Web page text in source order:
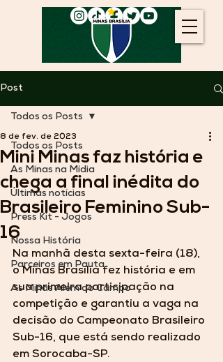
Post
Todos os Posts
As Minas na Mídia
Últimas notícias
Press Kit - Jogos
Nossa História
Parceiros em Pauta
As Minas Além do Campo
Todos os Posts
Mini Minas faz história e
chega a final inédita do
Brasileiro Feminino Sub-
16
8 de fev. de 2023
Na manhã desta sexta-feira (18),
o Minas Brasília fez história e em
sua primeira participação na
competição e garantiu a vaga na
decisão do Campeonato Brasileiro
Sub-16, que está sendo realizado
em Sorocaba-SP.